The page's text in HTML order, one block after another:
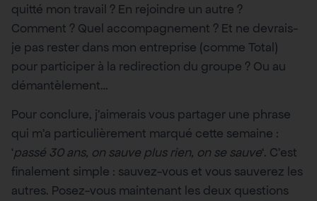
quitté mon travail ? En rejoindre un autre ?
Comment ? Quel accompagnement ? Et ne devrais-
je pas rester dans mon entreprise (comme Total)
pour participer à la redirection du groupe ? Ou au
démantèlement…
Pour conclure, j’aimerais vous partager une phrase
qui m’a particulièrement marqué cette semaine :
‘passé 30 ans, on sauve plus rien, on se sauve‘. C’est
finalement simple : sauvez-vous et vous sauverez les
autres. Posez-vous maintenant les deux questions